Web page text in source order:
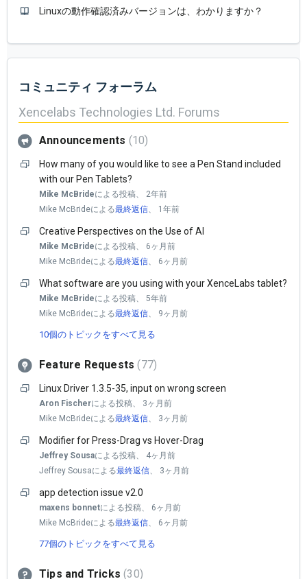
Linuxの動作確認済みバージョンは、わかりますか？
コミュニティ フォーラム
Xencelabs Technologies Ltd. Forums
Announcements 10
How many of you would like to see a Pen Stand included
with our Pen Tablets?
Mike McBrideによる投稿、 2年前
Mike McBrideによる最終返信 1年前
Creative Perspectives on the Use of AI
Mike McBrideによる投稿、 6ヶ月前
Mike McBrideによる最終返信 6ヶ月前
What software are you using with your XenceLabs tablet?
Mike McBrideによる投稿、 5年前
Mike McBrideによる最終返信 9ヶ月前
10個のトピックをすべて見る
Feature Requests 77
Linux Driver 1.3.5-35, input on wrong screen
Aron Fischerによる投稿、 3ヶ月前
Mike McBrideによる最終返信 3ヶ月前
Modifier for Press-Drag vs Hover-Drag
Jeffrey Sousaによる投稿、 4ヶ月前
Jeffrey Sousaによる最終返信 3ヶ月前
app detection issue v2.0
maxens bonnetによる投稿、 6ヶ月前
Mike McBrideによる最終返信 6ヶ月前
77個のトピックをすべて見る
Tips and Tricks 30